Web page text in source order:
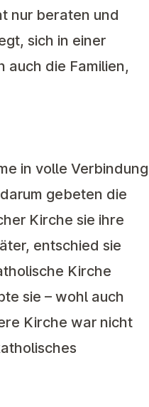
nur beraten und
sich in einer
auch die Familien,
in volle Verbindung
gebeten die
Kirche sie ihre
entschied sie
Kirche
sie – wohl auch
Kirche war nicht